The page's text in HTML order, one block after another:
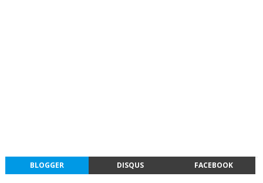
BLOGGER DISQUS FACEBOOK